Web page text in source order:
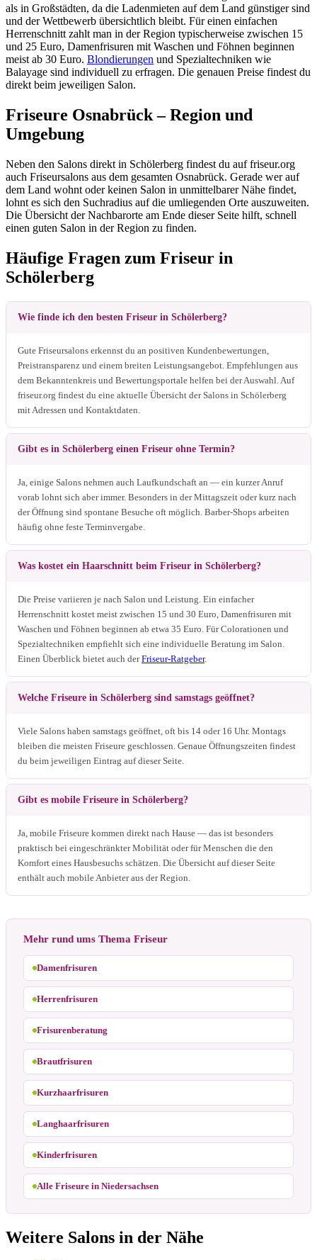
als in Großstädten, da die Ladenmieten auf dem Land günstiger sind
und der Wettbewerb übersichtlich bleibt. Für einen einfachen
Herrenschnitt zahlt man in der Region typischerweise zwischen 15
und 25 Euro, Damenfrisuren mit Waschen und Föhnen beginnen
meist ab 30 Euro. Blondierungen und Spezialtechniken wie
Balayage sind individuell zu erfragen. Die genauen Preise findest du
direkt beim jeweiligen Salon.
Friseure Osnabrück – Region und
Umgebung
Neben den Salons direkt in Schölerberg findest du auf friseur.org
auch Friseursalons aus dem gesamten Osnabrück. Gerade wer auf
dem Land wohnt oder keinen Salon in unmittelbarer Nähe findet,
lohnt es sich den Suchradius auf die umliegenden Orte auszuweiten.
Die Übersicht der Nachbarorte am Ende dieser Seite hilft, schnell
einen guten Salon in der Region zu finden.
Häufige Fragen zum Friseur in
Schölerberg
Wie finde ich den besten Friseur in Schölerberg?
Gute Friseursalons erkennst du an positiven Kundenbewertungen,
Preistransparenz und einem breiten Leistungsangebot. Empfehlungen aus
dem Bekanntenkreis und Bewertungsportale helfen bei der Auswahl. Auf
friseur.org findest du eine aktuelle Übersicht der Salons in Schölerberg
mit Adressen und Kontaktdaten.
Gibt es in Schölerberg einen Friseur ohne Termin?
Ja, einige Salons nehmen auch Laufkundschaft an — ein kurzer Anruf
vorab lohnt sich aber immer. Besonders in der Mittagszeit oder kurz nach
der Öffnung sind spontane Besuche oft möglich. Barber-Shops arbeiten
häufig ohne feste Terminvergabe.
Was kostet ein Haarschnitt beim Friseur in Schölerberg?
Die Preise variieren je nach Salon und Leistung. Ein einfacher
Herrenschnitt kostet meist zwischen 15 und 30 Euro, Damenfrisuren mit
Waschen und Föhnen beginnen ab etwa 35 Euro. Für Colorationen und
Spezialtechniken empfiehlt sich eine individuelle Beratung im Salon.
Einen Überblick bietet auch derFriseur-Ratgeber.
Welche Friseure in Schölerberg sind samstags geöffnet?
Viele Salons haben samstags geöffnet, oft bis 14 oder 16 Uhr. Montags
bleiben die meisten Friseure geschlossen. Genaue Öffnungszeiten findest
du beim jeweiligen Eintrag auf dieser Seite.
Gibt es mobile Friseure in Schölerberg?
Ja, mobile Friseure kommen direkt nach Hause — das ist besonders
praktisch bei eingeschränkter Mobilität oder für Menschen die den
Komfort eines Hausbesuchs schätzen. Die Übersicht auf dieser Seite
enthält auch mobile Anbieter aus der Region.
Mehr rund ums Thema Friseur
Damenfrisuren
Herrenfrisuren
Frisurenberatung
Brautfrisuren
Kurzhaarfrisuren
Langhaarfrisuren
Kinderfrisuren
Alle Friseure in Niedersachsen
Weitere Salons in der Nähe